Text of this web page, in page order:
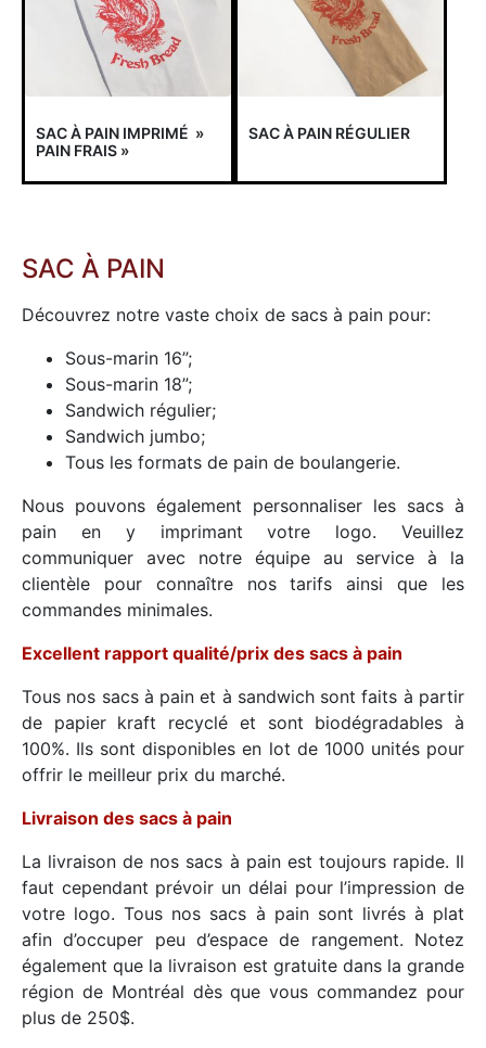
SAC À PAIN IMPRIMÉ »
PAIN FRAIS »
SAC À PAIN RÉGULIER
SAC À PAIN
Découvrez notre vaste choix de sacs à pain pour:
Sous-marin 16”;
Sous-marin 18”;
Sandwich régulier;
Sandwich jumbo;
Tous les formats de pain de boulangerie.
Nous pouvons également personnaliser les sacs à
pain en y imprimant votre logo. Veuillez
communiquer avec notre équipe au service à la
clientèle pour connaître nos tarifs ainsi que les
commandes minimales.
Excellent rapport qualité/prix des sacs à pain
Tous nos sacs à pain et à sandwich sont faits à partir
de papier kraft recyclé et sont biodégradables à
100%. Ils sont disponibles en lot de 1000 unités pour
offrir le meilleur prix du marché.
Livraison des sacs à pain
La livraison de nos sacs à pain est toujours rapide. Il
faut cependant prévoir un délai pour l’impression de
votre logo. Tous nos sacs à pain sont livrés à plat
afin d’occuper peu d’espace de rangement. Notez
également que la livraison est gratuite dans la grande
région de Montréal dès que vous commandez pour
plus de 250$.